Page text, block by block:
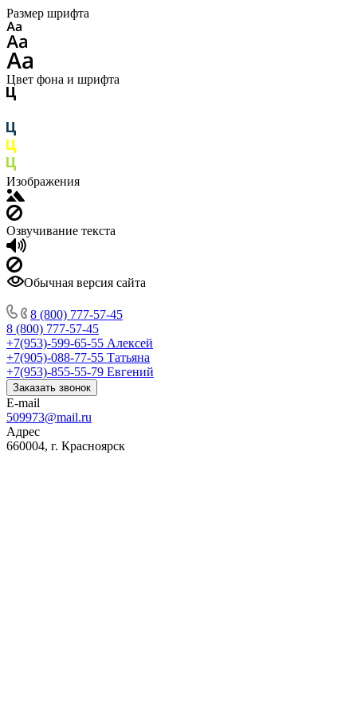
Размер шрифта
Цвет фона и шрифта
Изображения
Озвучивание текста
Обычная версия сайта
8 (800) 777-57-45
8 (800) 777-57-45
+7(953)-599-65-55 Алексей
+7(905)-088-77-55 Татьяна
+7(953)-855-55-79 Евгений
Заказать звонок
E-mail
509973@mail.ru
Адрес
660004, г. Красноярск